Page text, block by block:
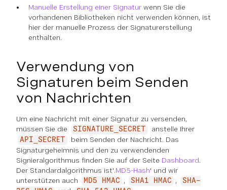
Manuelle Erstellung einer Signatur wenn Sie die
vorhandenen Bibliotheken nicht verwenden können, ist
hier der manuelle Prozess der Signaturerstellung
enthalten.
Verwendung von
Signaturen beim Senden
von Nachrichten
Um eine Nachricht mit einer Signatur zu versenden,
müssen Sie die
SIGNATURE_SECRET anstelle Ihrer
API_SECRET
beim Senden der Nachricht. Das
Signaturgeheimnis und den zu verwendenden
Signieralgorithmus finden Sie auf der Seite Dashboard.
Der Standardalgorithmus ist'.MD5-Hash' und wir
unterstützen auch
MD5 HMAC , SHA1 HMAC ,
SHA-